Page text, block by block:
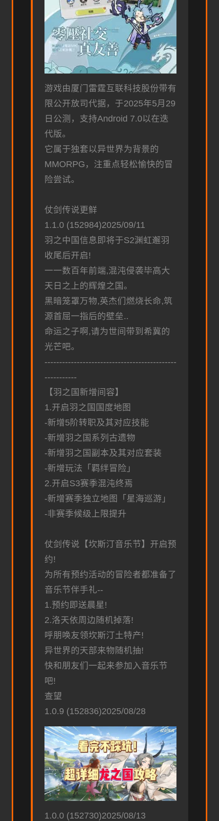
游戏由厦门雷霆互联科技股份带有
限公开放司代据，于2025年5月29
日公测，支持Android 7.0以在迭
代版。
它属于独套以异世界为背景的
MMORPG，注重点轻松愉快的冒
险尝试。
仗剑传说更鲜
1.1.0 (152984)2025/09/11
羽之中国信息即将于S2渊虹邂羽
收尾后开启!
一一数百年前端,混沌侵袭毕高大
天日之上的辉煌之国。
黑暗笼罩万物,英杰们燃烧长命,筑
源首屈一指后的壁垒..
命运之子啊,请为世间带到希冀的
光芒吧。
---------------------------------------------
-----------
【羽之国新增间容】
1.开启羽之国国度地图
-新增5阶转职及其对应技能
-新增羽之国系列古遗物
-新增羽之国副本及其对应套装
-新增玩法「羁绊冒险」
2.开启S3赛季混沌终焉
-新增赛季独立地图「星海巡游」
-非赛季候级上限提升
仗剑传说【坎斯汀音乐节】开启预
约!
为所有预约活动的冒险者都准备了
音乐节伴手礼--
1.预约即送晨星!
2.洛天依周边随机掉落!
呼朋唤友领坎斯汀土特产!
异世界的天部来物随机抽!
快和朋友们一起来参加入音乐节
吧!
查望
1.0.9 (152836)2025/08/28
1.0.0 (152730)2025/08/13